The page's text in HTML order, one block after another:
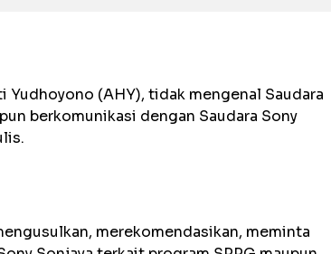
(AHY), tidak mengenal Saudara
berkomunikasi dengan Saudara Sony
merekomendasikan, meminta